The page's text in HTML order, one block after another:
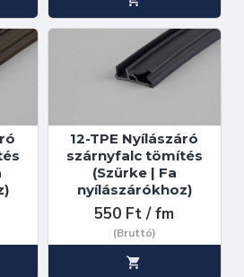
12-TPE Nyílászáró
szárnyfalc tömítés
(Szürke | Fa
nyílászárókhoz)
550 Ft / fm
(Bruttó)